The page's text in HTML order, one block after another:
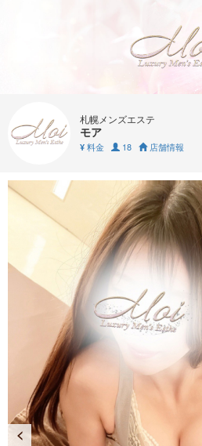
札幌メンズエステ
モア
¥ 料金 18 店舗情報